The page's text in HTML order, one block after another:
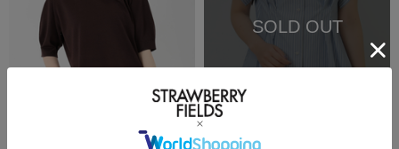
SOLD OUT